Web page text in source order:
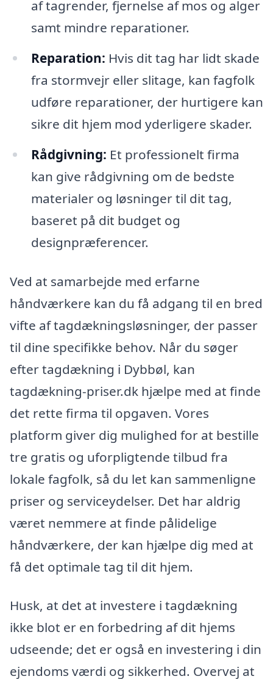
af tagrender, fjernelse af mos og alger
samt mindre reparationer.
Reparation: Hvis dit tag har lidt skade
fra stormvejr eller slitage, kan fagfolk
udføre reparationer, der hurtigere kan
sikre dit hjem mod yderligere skader.
Rådgivning: Et professionelt firma
kan give rådgivning om de bedste
materialer og løsninger til dit tag,
baseret på dit budget og
designpræferencer.
Ved at samarbejde med erfarne
håndværkere kan du få adgang til en bred
vifte af tagdækningsløsninger, der passer
til dine specifikke behov. Når du søger
efter tagdækning i Dybbøl, kan
tagdækning-priser.dk hjælpe med at finde
det rette firma til opgaven. Vores
platform giver dig mulighed for at bestille
tre gratis og uforpligtende tilbud fra
lokale fagfolk, så du let kan sammenligne
priser og serviceydelser. Det har aldrig
været nemmere at finde pålidelige
håndværkere, der kan hjælpe dig med at
få det optimale tag til dit hjem.
Husk, at det at investere i tagdækning
ikke blot er en forbedring af dit hjems
udseende; det er også en investering i din
ejendoms værdi og sikkerhed. Overvej at